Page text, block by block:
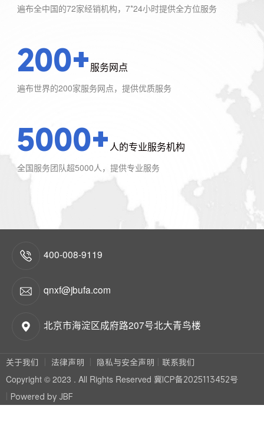
遍布全中国的72家经销机构，7*24小时提供全方位服务
200+服务网点
遍布世界的200家服务网点，提供优质服务
5000+人的专业服务机构
全国服务团队超5000人，提供专业服务
400-008-9119
qnxf@jbufa.com
北京市海淀区成府路207号北大青鸟楼
关于我们 法律声明 隐私与安全声明 联系我们
Copyright © 2023 . All Rights Reserved 冀ICP备2025113452号
Powered by JBF